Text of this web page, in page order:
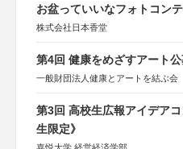
お盆っていいなフォトコン
株式会社日本香堂
第4回 健康をめざすアート
一般財団法人健康とアートを結ぶ会
第3回 高校生広報アイデア
生限定》